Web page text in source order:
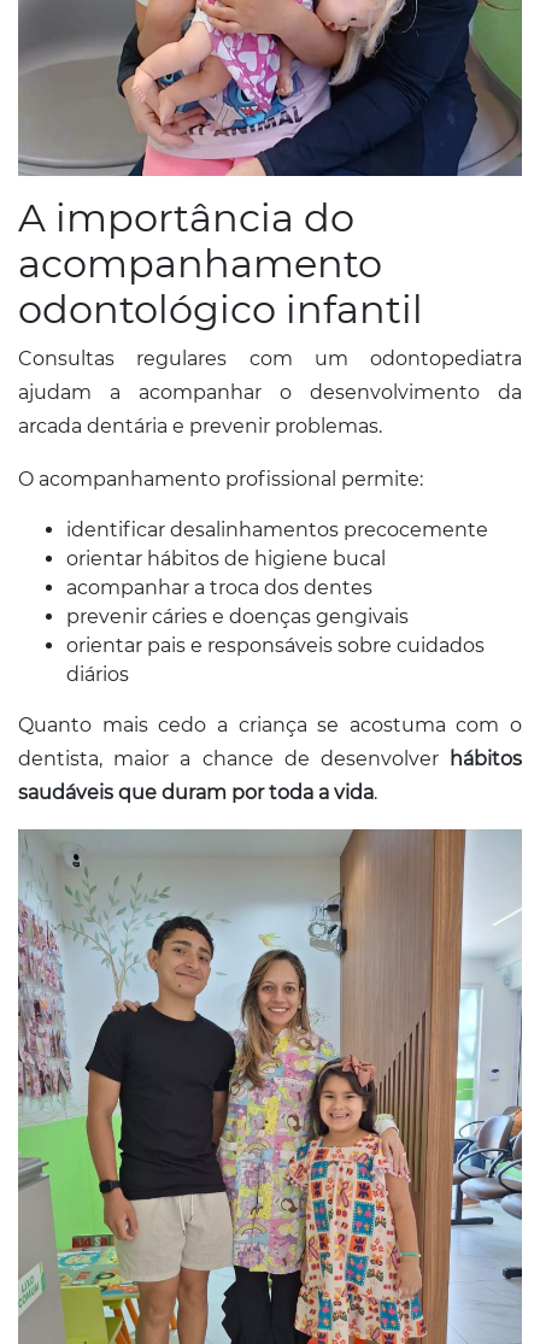
A importância do
acompanhamento
odontológico infantil
Consultas regulares com um odontopediatra
ajudam a acompanhar o desenvolvimento da
arcada dentária e prevenir problemas.
O acompanhamento profissional permite:
identificar desalinhamentos precocemente
orientar hábitos de higiene bucal
acompanhar a troca dos dentes
prevenir cáries e doenças gengivais
orientar pais e responsáveis sobre cuidados
diários
Quanto mais cedo a criança se acostuma com o
dentista, maior a chance de desenvolver
hábitos
saudáveis que duram por toda a vida.